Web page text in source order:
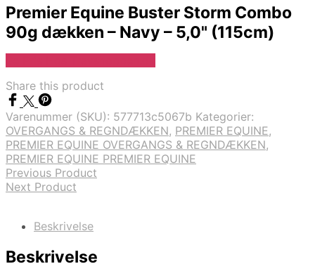
Premier Equine Buster Storm Combo
90g dækken – Navy – 5,0" (115cm)
Share this product
Varenummer (SKU): 577713c5067b Kategorier:
OVERGANGS & REGNDÆKKEN, PREMIER EQUINE,
PREMIER EQUINE OVERGANGS & REGNDÆKKEN,
PREMIER EQUINE PREMIER EQUINE
Previous Product
Next Product
Beskrivelse
Beskrivelse